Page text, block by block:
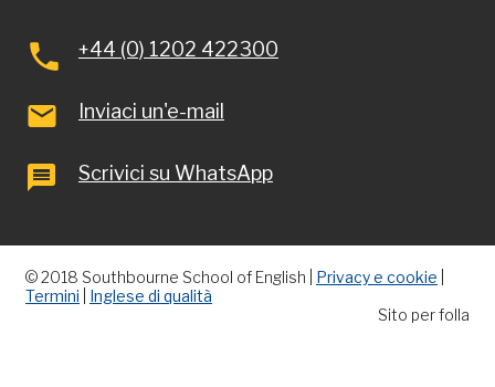
+44 (0) 1202 422300
Inviaci un'e-mail
Scrivici su WhatsApp
© 2018 Southbourne School of English | Privacy e cookie
Termini
Inglese di qualità
Sito per folla